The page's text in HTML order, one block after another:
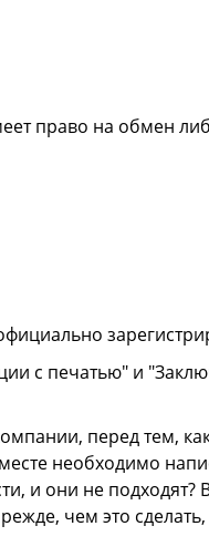
право на обмен
с печатью" и
перед тем,
необходимо
и они не
чем это